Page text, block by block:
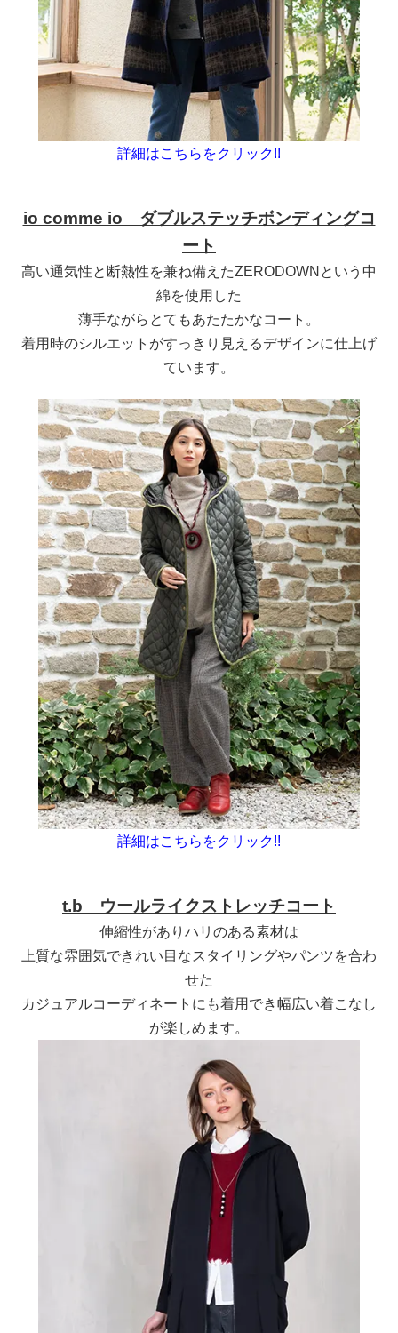
詳細はこちらをクリック!!
io comme io ダブルステッチボンディングコ
ート
高い通気性と断熱性を兼ね備えたZERODOWNという中
綿を使用した
薄手ながらとてもあたたかなコート。
着用時のシルエットがすっきり見えるデザインに仕上げ
ています。
詳細はこちらをクリック!!
t.b ウールライクストレッチコート
伸縮性がありハリのある素材は
上質な雰囲気できれい目なスタイリングやパンツを合わ
せた
カジュアルコーディネートにも着用でき幅広い着こなし
が楽しめます。